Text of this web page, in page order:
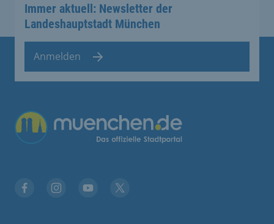
Immer aktuell: Newsletter der
Landeshauptstadt München
Anmelden
Übergreifende Links